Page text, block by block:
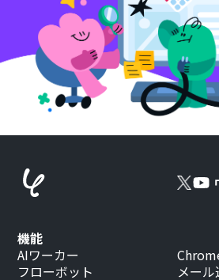
機能
AIワーカー
フローボット
メー